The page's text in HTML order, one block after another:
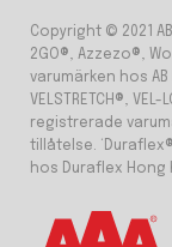
Copyright © 2021
2GO®, Azzezo®,
varumärken hos AB
VELSTRETCH®,
registrerade
tillåtelse.
hos Duraflex Hong